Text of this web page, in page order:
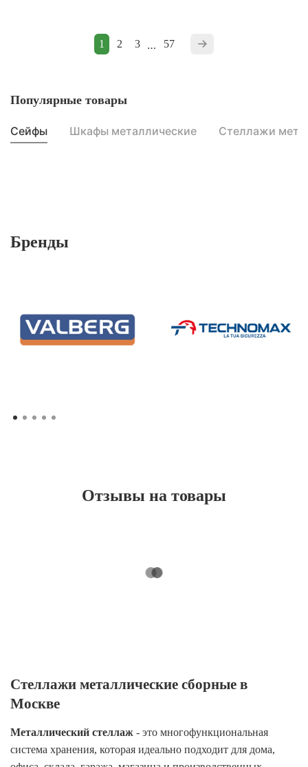
1 2 3 … 57
Популярные товары
Сейфы Шкафы металлические Стеллажи
Бренды
Отзывы на товары
Стеллажи металлические сборные в
Москве
Металлический стеллаж - это многофункциональная
система хранения, которая идеально подходит для дома,